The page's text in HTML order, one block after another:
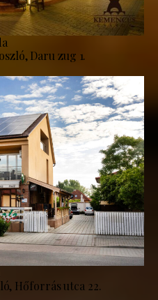
Daru zug 1.
Hőforrás utca 22.